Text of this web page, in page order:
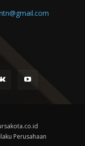
Perusahaan